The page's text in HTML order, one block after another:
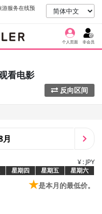
游服务在线预
个人页面 非会员
看电影
反向区间
月
¥ : JPY
星期四 星期五 星期六
★是本月的最低价。